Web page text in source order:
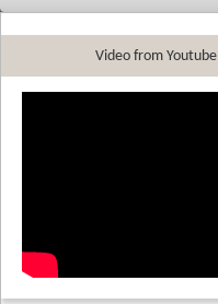
Video from Youtube